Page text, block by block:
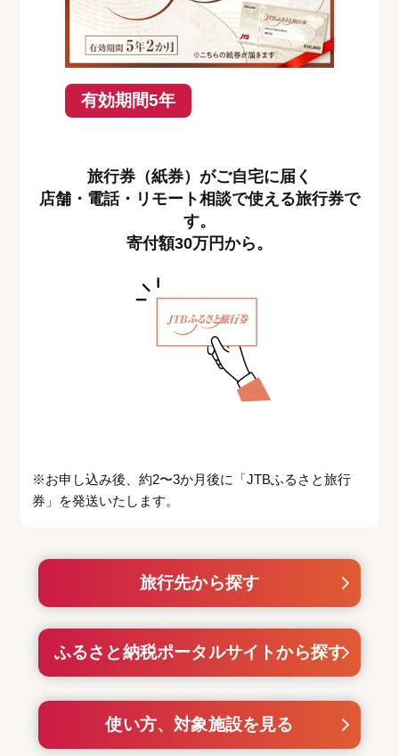
有効期間5年
旅行券（紙券）がご自宅に届く
店舗・電話・リモート相談で使える旅行券で
す。
寄付額30万円から。
※お申し込み後、約2〜3か月後に「JTBふるさと旅行
券」を発送いたします。
旅行先から探す
ふるさと納税ポータルサイトから探す
使い方、対象施設を見る